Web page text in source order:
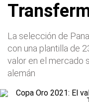
La selección de
con una plantilla de
valor en el mercado
alemán